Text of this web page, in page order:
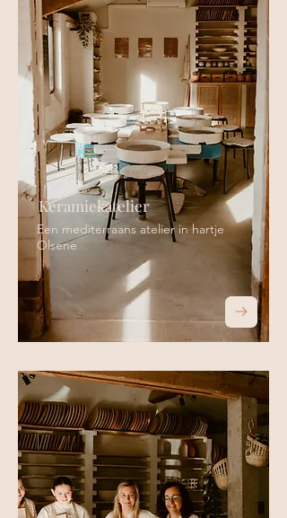
Keramiekatelier
Een mediterraans atelier in hartje
Olsene